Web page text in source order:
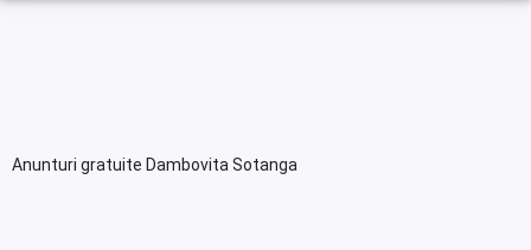
Anunturi gratuite Dambovita Sotanga